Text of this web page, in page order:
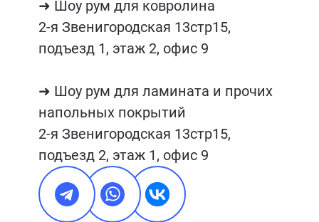
➜ Шоу рум для ковролина
2-я Звенигородская 13стр15,
подъезд 1, этаж 2, офис 9
➜ Шоу рум для ламината и прочих
напольных покрытий
2-я Звенигородская 13стр15,
подъезд 2, этаж 1, офис 9